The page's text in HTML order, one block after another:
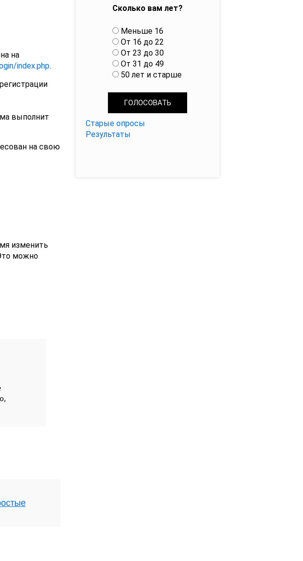
на
index.php.
выполнит
на свою
изменить
можно
Сколько вам лет?
В
а
р
и
а
Меньше 16
От 16 до 22
От 23 до 30
От 31 до 49
50 лет и старше
Старые опросы
Результаты